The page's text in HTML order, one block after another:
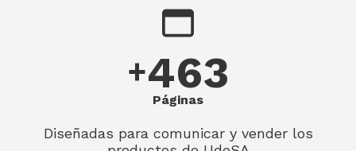
+463
Páginas
Diseñadas para comunicar y vender los